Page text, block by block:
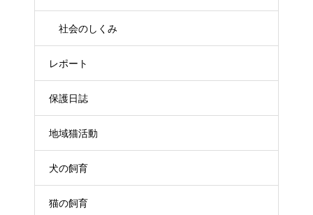
社会のしくみ
レポート
保護日誌
地域猫活動
犬の飼育
猫の飼育